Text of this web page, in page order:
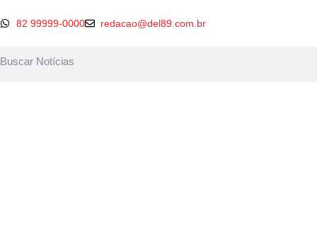
82 99999-0000 redacao@del89.com.br